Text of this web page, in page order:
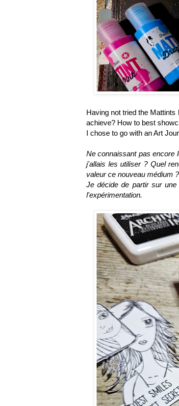
Having not tried the
achieve? How to best
I chose to go with an Art
Ne connaissant pas encore
j'allais les utiliser ? Quel
valeur ce nouveau médium ?
Je décide de partir sur une
l'expérimentation.